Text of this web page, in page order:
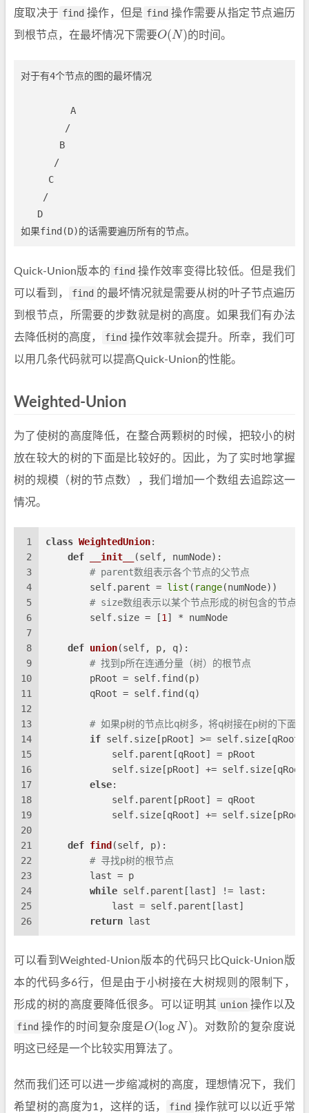
度取决于 find 操作，但是 find 操作需要从指定节点遍历
到根节点，在最坏情况下需要O(N) 的时间。
对于有4个节点的图的最坏情况
         A
        /
       B
      /
     C
    /
   D
Quick-Union版本的 find 操作效率变得比较低。但是我们
可以看到，
find 的最坏情况就是需要从树的叶子节点遍历
到根节点，所需要的步数就是树的高度。如果我们有办法
去降低树的高度，
find 操作效率就会提升。所幸，我们可
以用几条代码就可以提高Quick-Union的性能。
Weighted-Union
为了使树的高度降低，在整合两颗树的时候，把较小的树
放在较大的树的下面是比较好的。因此，为了实时地掌握
树的规模（树的节点数），我们增加一个数组去追踪这一
情况。
1
2
3
4
5
6
7
8
9
10
11
12
13
14
15
16
17
18
19
20
21
22
23
24
25
26
class WeightedUnion:
def
__init__ (self, numNode):
# parent数组表示各个节点的父节点
        self.parent =
list ( range(numNode))
# size数组表示以某个节点形成的树包含的节点数
        self.size = [
1 ] * numNode
def union(self, p, q):
# 找到p所在连通分量（树）的根节点
        pRoot = self.find(p)
        qRoot = self.find(q)
# 如果p树的节点比q树多，将q树接在p树的下面
if self.size[pRoot] >=
            self.parent[qRoot] = pRoot
self.size[pRoot] +=
else:
            self.parent[pRoot] = qRoot
self.size[qRoot] +=
def find (self, p):
# 寻找p树的根节点
        last = p
while self.parent[last] != last:
            last = self.parent[last]
return last
可以看到Weighted-Union版本的代码只比Quick-Union版
本的代码多6行，但是由于小树接在大树规则的限制下，
形成的树的高度要降低很多。可以证明其 union 操作以及
find 操作的时间复杂度是 O(log N)
。对数阶的复杂度说
明这已经是一个比较实用算法了。
然而我们还可以进一步缩减树的高度，理想情况下，我们
希望树的高度为1，这样的话，
find 操作就可以以近乎常